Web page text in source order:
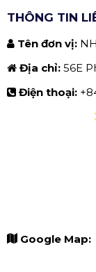
THÔNG TIN
Tên đơn vị:
Địa chỉ: 56E
Điện thoại:
Google Map: